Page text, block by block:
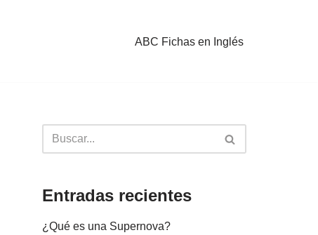
ABC Fichas en Inglés
Entradas recientes
¿Qué es una Supernova?